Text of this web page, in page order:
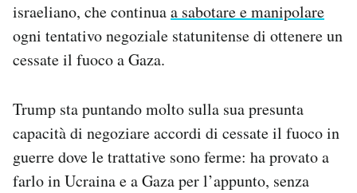
israeliano, che continuaa sabotare e manipolare
ogni tentativo negoziale statunitense di ottenere un
cessate il fuoco a Gaza.
Trump sta puntando molto sulla sua presunta
capacità di negoziare accordi di cessate il fuoco in
guerre dove le trattative sono ferme: ha provato a
farlo in Ucraina e a Gaza per l’appunto, senza